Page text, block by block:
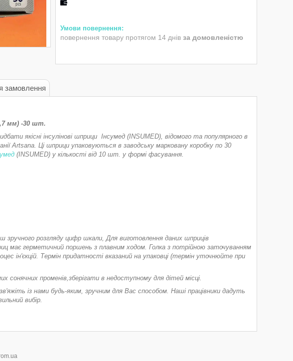
повернення товару протягом 14 днів за домовленістю
замовлення
мм) -30 шт.
якісні інсулінові шприци Інсумед (INSUMED), відомого та популярного в
Artsana. Ці шприци упаковуються в заводську марковану коробку по 30
(INSUMED) у кількості від 10 шт. у формі фасування.
зручного розгляду цифр шкали, Для виготовлення даних шприців
має герметичний поршень з плавним ходом. Голка з потрійною заточуванням
ін'єкцій. Термін придатності вказаний на упаковці (термін уточнюйте при
сонячних променів,зберігати в недоступному для дітей місці.
із нами будь-яким, зручним для Вас способом. Наші працівники дадуть
вибір.